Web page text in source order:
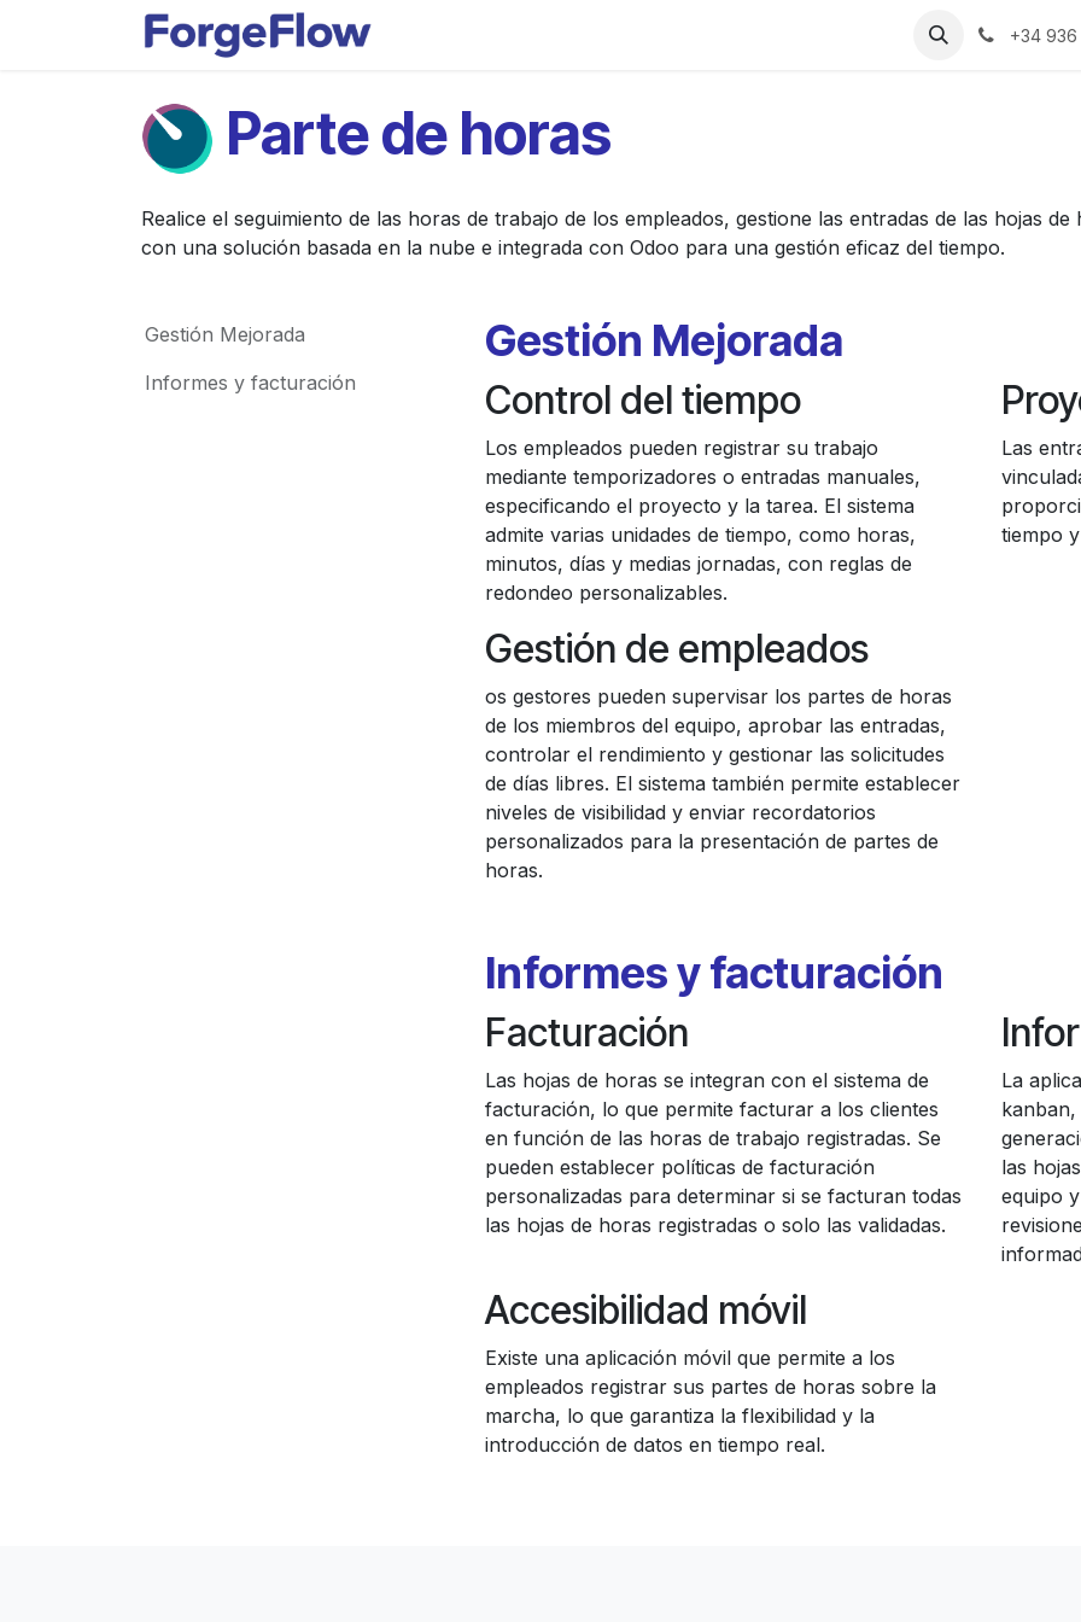
Sobre Nosotros +34
Parte de horas
Realice el seguimiento de las horas de trabajo de los empleados, gestione las entradas de las hojas
con una solución basada en la nube e integrada con Odoo para una gestión eficaz del tiempo.
Gestión Mejorada
Informes y facturación
Gestión Mejorada
Control del tiempo
Los empleados pueden registrar su trabajo
mediante temporizadores o entradas manuales,
especificando el proyecto y la tarea. El sistema
admite varias unidades de tiempo, como horas,
minutos, días y medias jornadas, con reglas de
redondeo personalizables.
Las
tiempo
Gestión de empleados
os gestores pueden supervisar los partes de horas
de los miembros del equipo, aprobar las entradas,
controlar el rendimiento y gestionar las solicitudes
de días libres. El sistema también permite establecer
niveles de visibilidad y enviar recordatorios
personalizados para la presentación de partes de
horas.
Informes y facturación
Facturación
Las hojas de horas se integran con el sistema de
facturación, lo que permite facturar a los clientes
en función de las horas de trabajo registradas. Se
pueden establecer políticas de facturación
personalizadas para determinar si se facturan todas
las hojas de horas registradas o solo las validadas.
La
las
equipo
Accesibilidad móvil
Existe una aplicación móvil que permite a los
empleados registrar sus partes de horas sobre la
marcha, lo que garantiza la flexibilidad y la
introducción de datos en tiempo real.